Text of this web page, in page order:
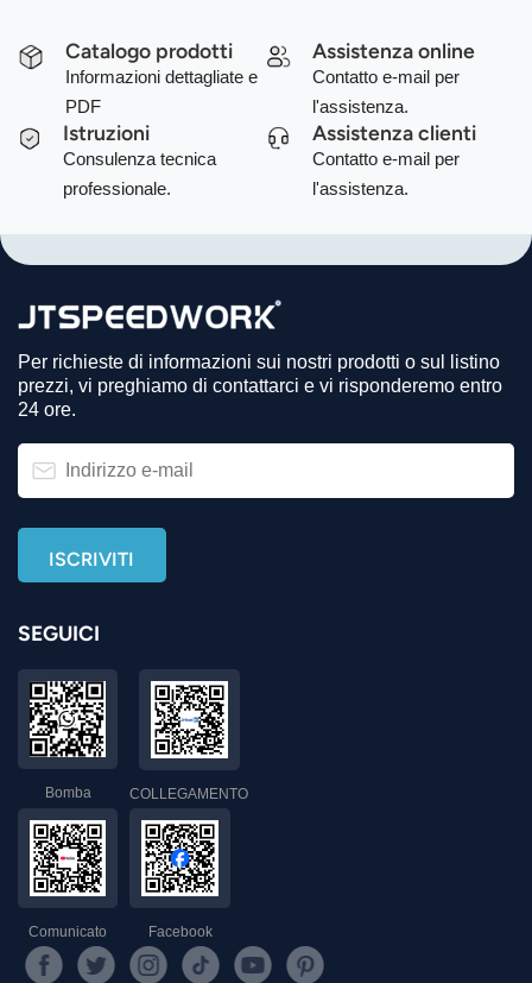
Catalogo prodotti
Informazioni dettagliate e
PDF
Assistenza online
Contatto e-mail per
l'assistenza.
Istruzioni
Consulenza tecnica
professionale.
Assistenza clienti
Contatto e-mail per
l'assistenza.
Per richieste di informazioni sui nostri prodotti o sul listino
prezzi, vi preghiamo di contattarci e vi risponderemo entro
24 ore.
SEGUICI
Bomba COLLEGAMENTO
Comunicato Facebook